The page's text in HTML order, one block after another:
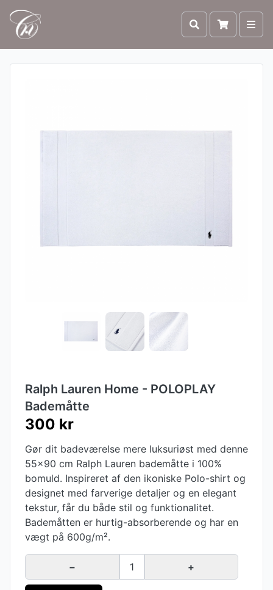
Ralph Lauren Home - POLOPLAY
Bademåtte
300 kr
Gør dit badeværelse mere luksuriøst med denne
55x90 cm Ralph Lauren bademåtte i 100%
bomuld. Inspireret af den ikoniske Polo-shirt og
designet med farverige detaljer og en elegant
tekstur, får du både stil og funktionalitet.
Bademåtten er hurtig-absorberende og har en
vægt på 600g/m².
− 1 +